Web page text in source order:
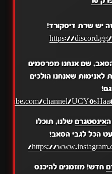
יש שרת דיסקורד!
https://
שם אנחנו מפרסמים
לאנימות שאנחנו הולכים
channel/
האינסטגרםשלנו, תוכלו
הכל לגבי הסאב!
https://
חדש! מוזמנים להיכנס